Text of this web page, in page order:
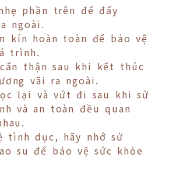
phần trên để đẩy
ngoài.
kín hoàn toàn để bảo vệ
trình.
thận sau khi kết thúc
vãi ra ngoài.
lại và vứt đi sau khi sử
và an toàn đều quan
tình dục, hãy nhớ sử
su để bảo vệ sức khỏe